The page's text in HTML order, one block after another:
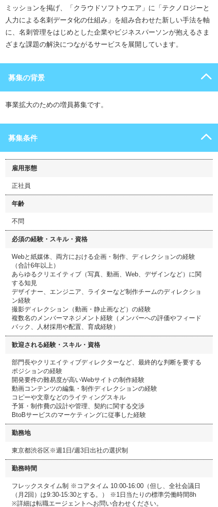
ミッションを掲げ、「クラウドソフトウエア」に「テクノロジーと
人力による名刺データ化の仕組み」を組み合わせた新しい手法を軸
に、名刺管理をはじめとした企業やビジネスパーソンが抱えるさま
ざまな課題の解決につながるサービスを展開しています。
募集の背景
事業拡大のための増員募集です。
募集条件
雇用形態
正社員
年齢
不問
必須の経験・スキル・資格
Webと紙媒体、両方における企画・制作、ディレクションの経験
（合計6年以上）
あらゆるクリエイティブ（写真、動画、Web、デザインなど）に関
する知見
デザイナー、エンジニア、ライターなど制作チームのディレクショ
ン経験
撮影ディレクション（動画・静止画など）の経験
複数名のメンバーマネジメント経験（メンバーへの評価やフィード
バック、人材採用や配置、育成経験）
歓迎される経験・スキル・資格
部門長やクリエイティブディレクターなど、最終的な判断を要する
ポジションの経験
開発要件の難易度が高いWebサイトの制作経験
動画コンテンツの編集・制作ディレクションの経験
コピーや文章などのライティングスキル
予算・制作費の設計や管理、契約に関する交渉
BtoBサービスのマーケティングに従事した経験
勤務地
東京都渋谷区※週1日/週3日出社の選択制
勤務時間
フレックスタイム制 ※コアタイム 10:00-16:00（但し、全社会議日
（月2回）は9:30-15:30とする。） ※1日当たりの標準労働時間8h
※詳細は転職エージェントへお問い合わせください。